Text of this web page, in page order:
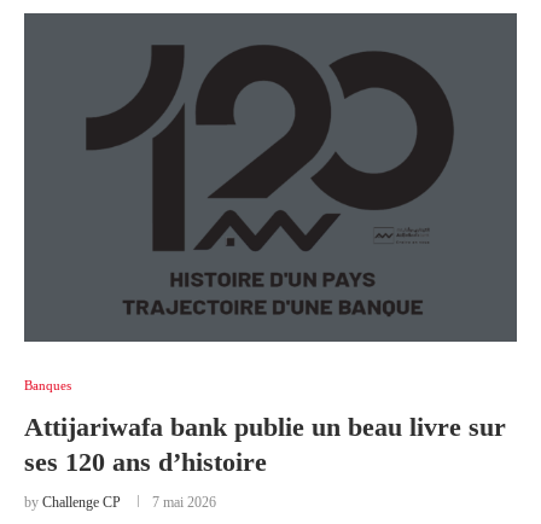
Banques
Attijariwafa bank publie un beau livre sur
ses 120 ans d’histoire
by Challenge CP 7 mai 2026